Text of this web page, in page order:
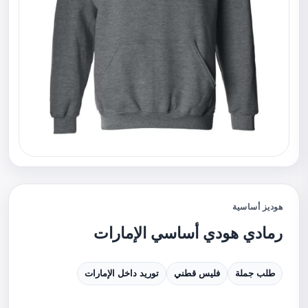
هوديز أساسية
رمادي هودي أساسي الإمارات
طلب جملة فليس قطني توريد داخل الإمارات